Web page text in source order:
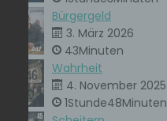
Bürgergeld
3. März 2026
43Minuten
Wahrheit
4. November 2025
1Stunde48Minuten